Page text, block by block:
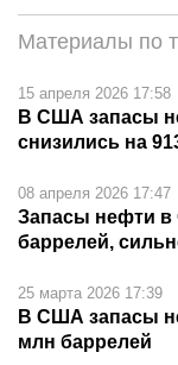
Материалы по
15 апреля 2026 17:58
В США запасы
снизились на
08 апреля 2026 17:47
Запасы нефти
баррелей,
25 марта 2026 17:39
В США запасы
млн баррелей